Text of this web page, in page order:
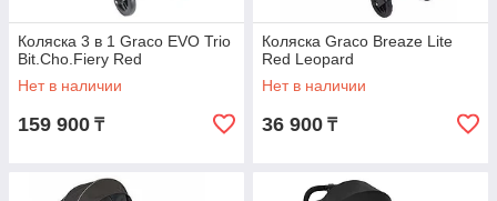
Коляска 3 в 1 Graco EVO Trio
Bit.Cho.Fiery Red
Нет в наличии
159 900 ₸
Коляска Graco Breaze Lite
Red Leopard
Нет в наличии
36 900 ₸